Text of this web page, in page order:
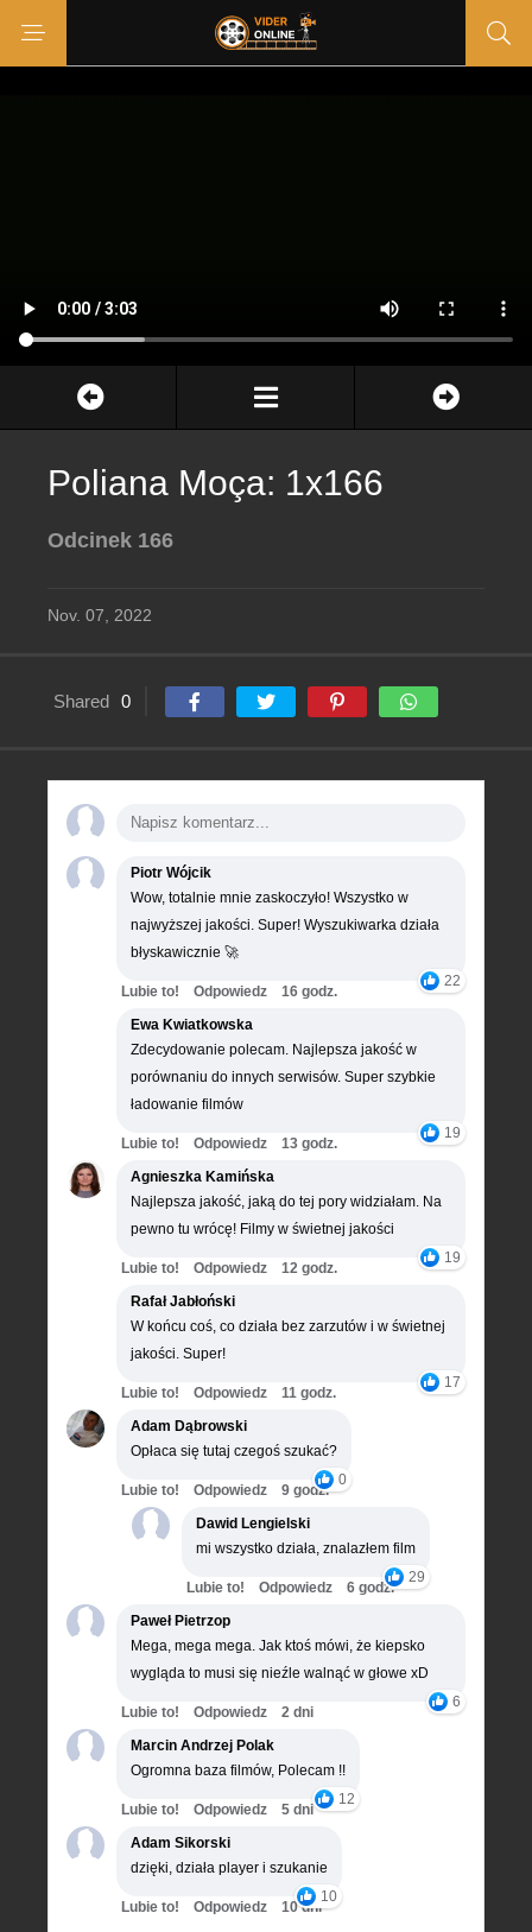
Poliana Moça: 1x166
Odcinek 166
Nov. 07, 2022
Shared 0
Piotr Wójcik
Wow, totalnie mnie zaskoczyło! Wszystko w
najwyższej jakości. Super! Wyszukiwarka działa
błyskawicznie 🚀
22
Lubie to! Odpowiedz
16 godz.
Ewa Kwiatkowska
Zdecydowanie polecam. Najlepsza jakość w
porównaniu do innych serwisów. Super szybkie
ładowanie filmów
19
Lubie to! Odpowiedz
13 godz.
Agnieszka Kamińska
Najlepsza jakość, jaką do tej pory widziałam. Na
pewno tu wrócę! Filmy w świetnej jakości
19
Lubie to! Odpowiedz
12 godz.
Rafał Jabłoński
W końcu coś, co działa bez zarzutów i w świetnej
jakości. Super!
17
Lubie to! Odpowiedz
11 godz.
Adam Dąbrowski
Opłaca się tutaj czegoś szukać?
0
Lubie to! Odpowiedz
9 godz.
Dawid Lengielski
mi wszystko działa, znalazłem film
29
Lubie to! Odpowiedz
6 godz.
Paweł Pietrzop
Mega, mega mega. Jak ktoś mówi, że kiepsko
wygląda to musi się nieźle walnąć w głowe xD
6
Lubie to! Odpowiedz
2 dni
Marcin Andrzej Polak
Ogromna baza filmów, Polecam !!
12
Lubie to! Odpowiedz
5 dni
Adam Sikorski
dzięki, działa player i szukanie
10
Lubie to! Odpowiedz 10 dni